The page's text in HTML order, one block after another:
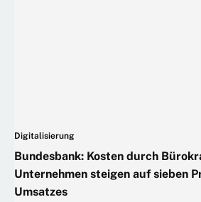
Digitalisierung
Bundesbank: Kosten durch
Unternehmen steigen auf sieben
Umsatzes